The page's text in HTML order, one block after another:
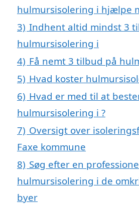
hulmursisolering i hjælpe
3) Indhent altid mindst 3
hulmursisolering i
4) Få nemt 3 tilbud på
5) Hvad koster
6) Hvad er med til at
hulmursisolering i ?
7) Oversigt over
Faxe kommune
8) Søg efter en
hulmursisolering i de
byer